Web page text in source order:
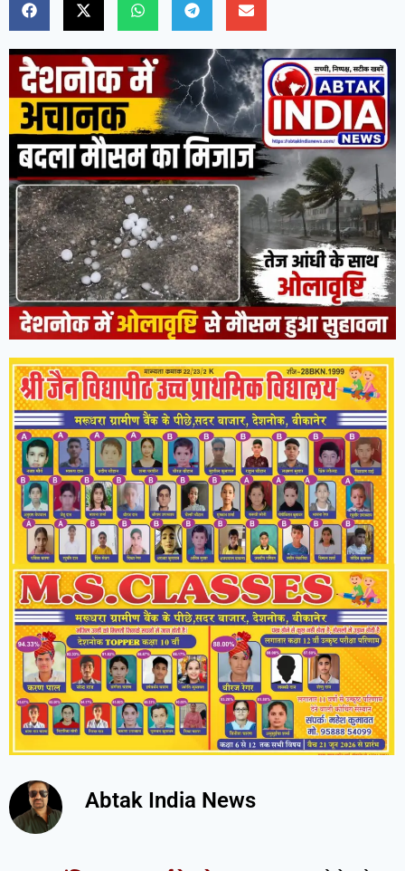
Abtak India News